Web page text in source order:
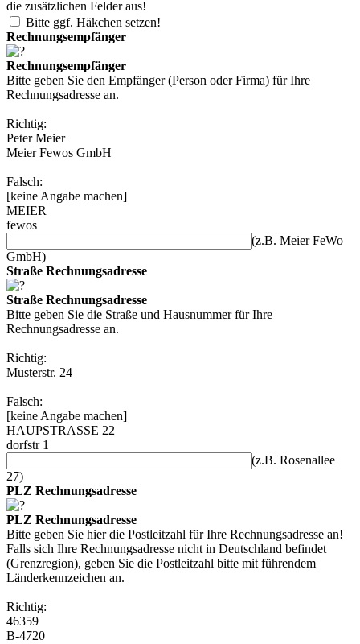
die zusätzlichen Felder aus!
Bitte ggf. Häkchen setzen!
Rechnungsempfänger
Rechnungsempfänger
Bitte geben Sie den Empfänger (Person oder Firma) für Ihre
Rechnungsadresse an.
Richtig:
Peter Meier
Meier Fewos GmbH
Falsch:
[keine Angabe machen]
MEIER
fewos
(z.B. Meier FeWo
GmbH)
Straße Rechnungsadresse
Straße Rechnungsadresse
Bitte geben Sie die Straße und Hausnummer für Ihre
Rechnungsadresse an.
Richtig:
Musterstr. 24
Falsch:
[keine Angabe machen]
HAUPSTRASSE 22
dorfstr 1
(z.B. Rosenallee
27)
PLZ Rechnungsadresse
PLZ Rechnungsadresse
Bitte geben Sie hier die Postleitzahl für Ihre Rechnungsadresse an!
Falls sich Ihre Rechnungsadresse nicht in Deutschland befindet
(Grenzregion), geben Sie die Postleitzahl bitte mit führendem
Länderkennzeichen an.
Richtig:
46359
B-4720